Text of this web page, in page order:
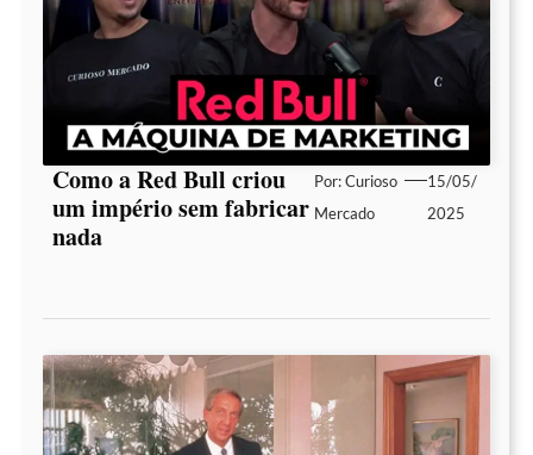
Como a Red Bull criou
um império sem fabricar
nada
Por:Curioso
Mercado
15/05/
2025